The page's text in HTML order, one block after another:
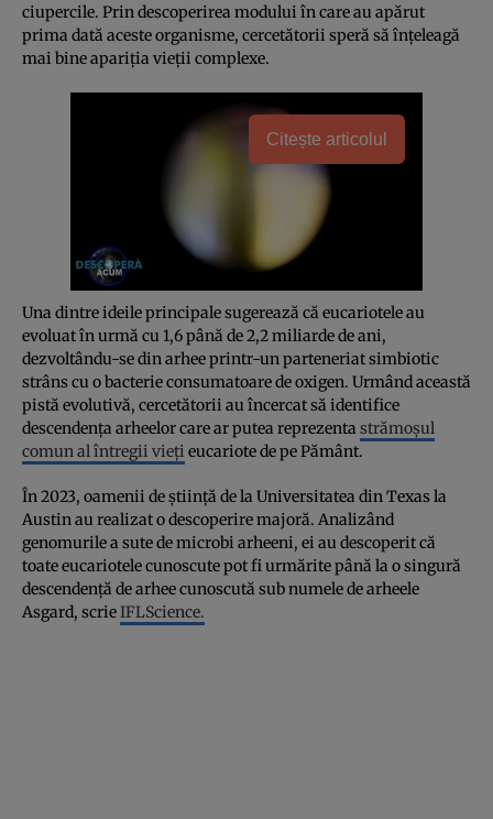
ciupercile. Prin descoperirea modului în care au apărut
prima dată aceste organisme, cercetătorii speră să înțeleagă
mai bine apariția vieții complexe.
Citește articolul
Una dintre ideile principale sugerează că eucariotele au
evoluat în urmă cu 1,6 până de 2,2 miliarde de ani,
dezvoltându-se din arhee printr-un parteneriat simbiotic
strâns cu o bacterie consumatoare de oxigen. Urmând această
pistă evolutivă, cercetătorii au încercat să identifice
descendența arheelor care ar putea reprezenta strămoșul
comun al întregii vieți eucariote de pe Pământ.
În 2023, oamenii de știință de la Universitatea din Texas la
Austin au realizat o descoperire majoră. Analizând
genomurile a sute de microbi arheeni, ei au descoperit că
toate eucariotele cunoscute pot fi urmărite până la o singură
descendență de arhee cunoscută sub numele de arheele
Asgard, scrieIFLScience.